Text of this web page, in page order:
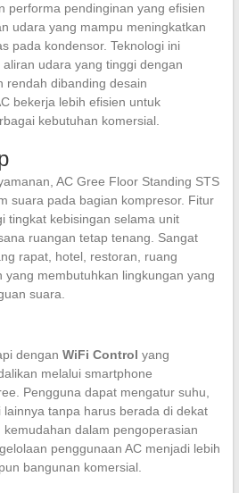
performa pendinginan yang efisien
udara yang mampu meningkatkan
pada kondensor. Teknologi ini
udara yang tinggi dengan
rendah dibanding desain
bekerja lebih efisien untuk
kebutuhan komersial.
AC Gree Floor Standing STS
suara pada bagian kompresor. Fitur
tingkat kebisingan selama unit
ruangan tetap tenang. Sangat
rapat, hotel, restoran, ruang
membutuhkan lingkungan yang
suara.
dengan WiFi Control yang
melalui smartphone
Pengguna dapat mengatur suhu,
tanpa harus berada di dekat
dalam pengoperasian
penggunaan AC menjadi lebih
bangunan komersial.